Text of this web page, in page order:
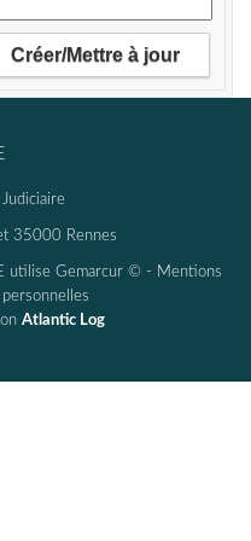
35000 Rennes
utilise Gemarcur © - Mentions
Atlantic Log